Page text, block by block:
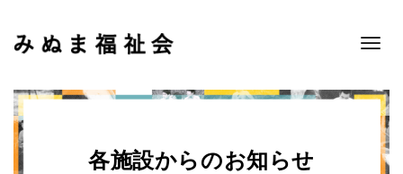
Toggle
各施設からのお知らせ